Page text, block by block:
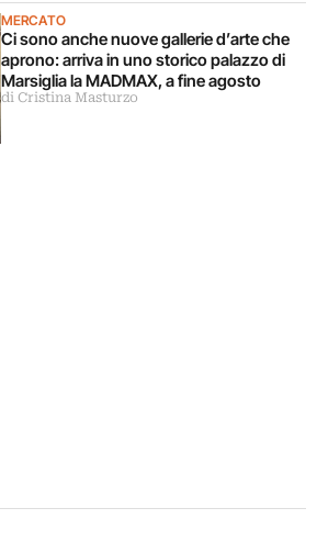
MERCATO
Ci sono anche nuove gallerie d’arte che
aprono: arriva in uno storico palazzo di
Marsiglia la MADMAX, a fine agosto
di Cristina Masturzo